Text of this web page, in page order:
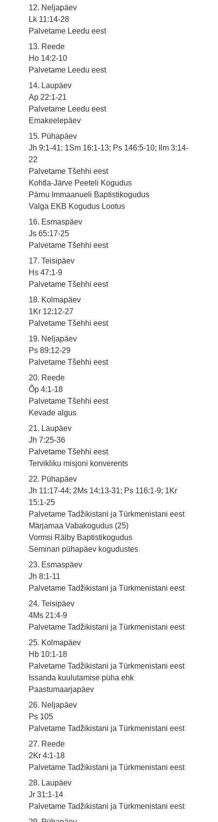
12. Neljapäev
Lk 11:14-28
Palvetame Leedu eest
13. Reede
Ho 14:2-10
Palvetame Leedu eest
14. Laupäev
Ap 22:1-21
Palvetame Leedu eest
Emakeelepäev
15. Pühapäev
Jh 9:1-41; 1Sm 16:1-13; Ps 146:5-10; Ilm 3:14-
22
Palvetame Tšehhi eest
Kohtla-Järve Peeteli Kogudus
Pärnu Immaanueli Baptistikogudus
Valga EKB Kogudus Lootus
16. Esmaspäev
Js 65:17-25
Palvetame Tšehhi eest
17. Teisipäev
Hs 47:1-9
Palvetame Tšehhi eest
18. Kolmapäev
1Kr 12:12-27
Palvetame Tšehhi eest
19. Neljapäev
Ps 89:12-29
Palvetame Tšehhi eest
20. Reede
Õp 4:1-18
Palvetame Tšehhi eest
Kevade algus
21. Laupäev
Jh 7:25-36
Palvetame Tšehhi eest
Tervikliku misjoni konverents
22. Pühapäev
Jh 11:17-44; 2Ms 14:13-31; Ps 116:1-9; 1Kr
15:1-25
Palvetame Tadžikistani ja Türkmenistani eest
Märjamaa Vabakogudus (25)
Vormsi Rälby Baptistikogudus
Seminari pühapäev kogudustes
23. Esmaspäev
Jh 8:1-11
Palvetame Tadžikistani ja Türkmenistani eest
24. Teisipäev
4Ms 21:4-9
Palvetame Tadžikistani ja Türkmenistani eest
25. Kolmapäev
Hb 10:1-18
Palvetame Tadžikistani ja Türkmenistani eest
Issanda kuulutamise püha ehk
Paastumaarjapäev
26. Neljapäev
Ps 105
Palvetame Tadžikistani ja Türkmenistani eest
27. Reede
2Kr 4:1-18
Palvetame Tadžikistani ja Türkmenistani eest
28. Laupäev
Jr 31:1-14
Palvetame Tadžikistani ja Türkmenistani eest